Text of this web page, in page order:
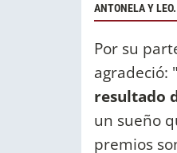
ANTONELA Y LEO.
Por su
agradeció: "
resultado
un sueño
premios